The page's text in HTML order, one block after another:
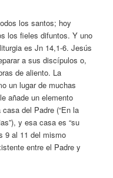
los santos; hoy
los fieles difuntos. Y uno
es Jn 14,1-6. Jesús
a sus discípulos o,
de aliento. La
un lugar de muchas
añade un elemento
del Padre (“En la
y esa casa es “su
9 al 11 del mismo
entre el Padre y